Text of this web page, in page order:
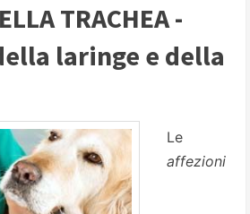
TRACHEA -
laringe e della
Le
affezioni